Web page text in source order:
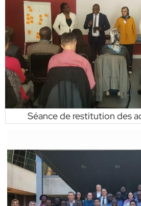
Séance de restitution des